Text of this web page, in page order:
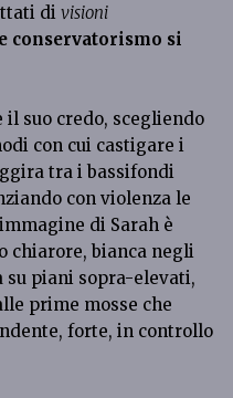
divisioni
conservatorismo si
suo credo, scegliendo
con cui castigare i
tra i bassifondi
con violenza le
di Sarah è
chiarore, bianca negli
su piani sopra-elevati,
prime mosse che
forte, in controllo